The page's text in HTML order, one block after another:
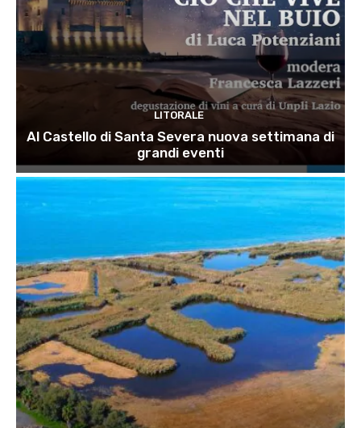
LITORALE
Al Castello di Santa Severa nuova settimana di
grandi eventi